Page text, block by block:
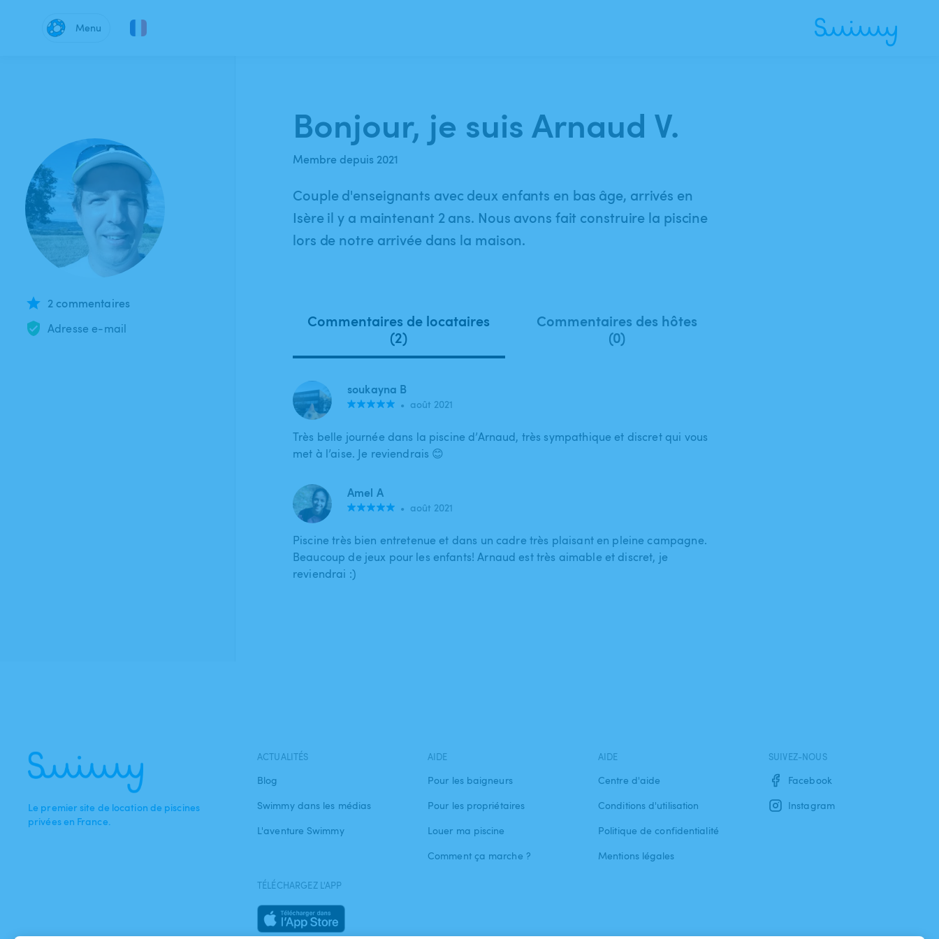
Menu
2 commentaires
Adresse e-mail
Bonjour, je suis Arnaud V.
Membre depuis 2021
Couple d'enseignants avec deux enfants en bas âge, arrivés en
Isère il y a maintenant 2 ans. Nous avons fait construire la piscine
lors de notre arrivée dans la maison.
Commentaires de locataires
(2)
Commentaires des hôtes
(0)
soukayna B
• août 2021
Très belle journée dans la piscine d’Arnaud, très sympathique et discret qui vous
met à l’aise. Je reviendrais 😊
Amel A
• août 2021
Piscine très bien entretenue et dans un cadre très plaisant en pleine campagne.
Beaucoup de jeux pour les enfants! Arnaud est très aimable et discret, je
reviendrai :)
Le premier site de location de piscines
privées en France.
ACTUALITÉS
Blog
Swimmy dans les médias
L'aventure Swimmy
AIDE
Pour les baigneurs
Pour les propriétaires
Louer ma piscine
Comment ça marche ?
AIDE
Centre d'aide
Conditions d'utilisation
Politique de confidentialité
Mentions légales
SUIVEZ-NOUS
Facebook
Instagram
TÉLÉCHARGEZ L'APP